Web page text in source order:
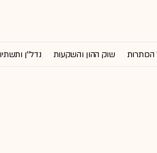
הכותרות שוק ההון והשקעות נדל''ן